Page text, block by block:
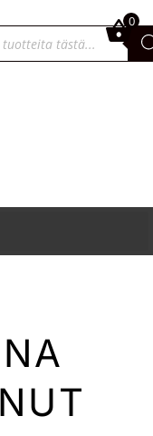
0,00€
0